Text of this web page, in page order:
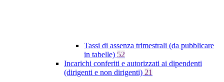
Tassi di assenza trimestrali (da pubblicare
in tabelle) 52
Incarichi conferiti e autorizzati ai dipendenti
(dirigenti e non dirigenti) 21